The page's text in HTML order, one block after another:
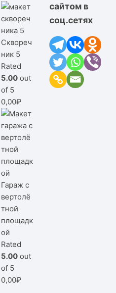
Сквореч
ник 5
Rated
5.00 out
of 5
0,00₽
Гараж с
вертолё
тной
площадк
ой
Rated
5.00 out
of 5
0,00₽
сайтом в
соц.сетях